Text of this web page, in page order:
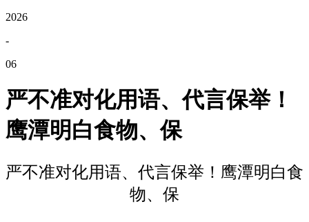
2026
-
06
严不准对化用语、代言保举！
鹰潭明白食物、保
严不准对化用语、代言保举！鹰潭明白食
物、保